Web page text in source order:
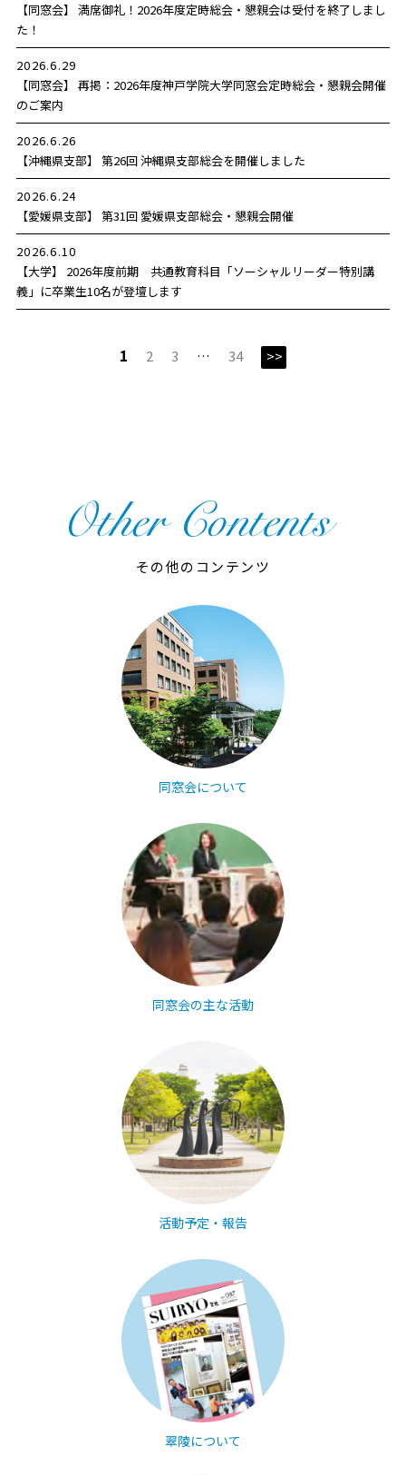
【同窓会】 満席御礼！2026年度定時総会・懇親会は受付を終了しまし
た！
2026.6.29
【同窓会】 再掲：2026年度神戸学院大学同窓会定時総会・懇親会開催
のご案内
2026.6.26
【沖縄県支部】 第26回 沖縄県支部総会を開催しました
2026.6.24
【愛媛県支部】 第31回 愛媛県支部総会・懇親会開催
2026.6.10
【大学】 2026年度前期 共通教育科目「ソーシャルリーダー特別講
義」に卒業生10名が登壇します
1 2 3 … 34 >>
その他のコンテンツ
同窓会について
同窓会の主な活動
活動予定・報告
翠陵について